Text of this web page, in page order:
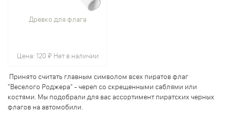
Древко для флага
Цена: 120 ₽ Нет в наличии
Принято считать главным символом всех пиратов флаг
"Веселого Роджера" - череп со скрещенными саблями или
костями. Мы подобрали для вас ассортимент пиратских черных
флагов на автомобили.